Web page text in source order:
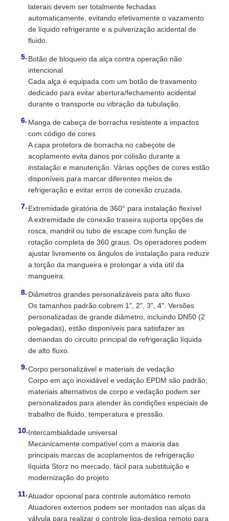
Caminhão de carga
laterais devem ser totalmente fechadas
automaticamente, evitando efetivamente o vazamento
de líquido refrigerante e a pulverização acidental de
fluido.
Botão de bloqueio da alça contra operação não
intencional
Cada alça é equipada com um botão de travamento
dedicado para evitar abertura/fechamento acidental
durante o transporte ou vibração da tubulação.
Manga de cabeça de borracha resistente a impactos
com código de cores
A capa protetora de borracha no cabeçote de
acoplamento evita danos por colisão durante a
instalação e manutenção. Várias opções de cores estão
disponíveis para marcar diferentes meios de
refrigeração e evitar erros de conexão cruzada.
Extremidade giratória de 360° para instalação flexível
A extremidade de conexão traseira suporta opções de
rosca, mandril ou tubo de escape com função de
rotação completa de 360 ​​graus. Os operadores podem
ajustar livremente os ângulos de instalação para reduzir
a torção da mangueira e prolongar a vida útil da
mangueira.
Diâmetros grandes personalizáveis ​​para alto fluxo
Os tamanhos padrão cobrem 1", 2", 3", 4". Versões
personalizadas de grande diâmetro, incluindo DN50 (2
polegadas), estão disponíveis para satisfazer as
demandas do circuito principal de refrigeração líquida
de alto fluxo.
Corpo personalizável e materiais de vedação
Corpo em aço inoxidável e vedação EPDM são padrão;
materiais alternativos de corpo e vedação podem ser
personalizados para atender às condições especiais de
trabalho de fluido, temperatura e pressão.
Intercambialidade universal
Mecanicamente compatível com a maioria das
principais marcas de acoplamentos de refrigeração
líquida Storz no mercado, fácil para substituição e
modernização do projeto.
Atuador opcional para controle automático remoto
Atuadores externos podem ser montados nas alças da
válvula para realizar o controle liga-desliga remoto para